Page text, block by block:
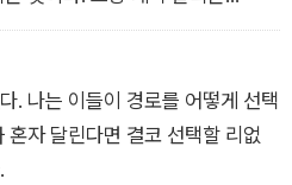
. 나는 이들이 경로를 어떻게 선택
자 달린다면 결코 선택할 리없